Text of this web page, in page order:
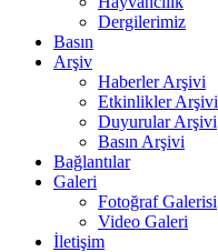
Dergilerimiz
Basın
Arşiv
Haberler Arşivi
Etkinlikler Arşivi
Duyurular Arşivi
Basın Arşivi
Bağlantılar
Galeri
Fotoğraf Galerisi
Video Galeri
İletişim